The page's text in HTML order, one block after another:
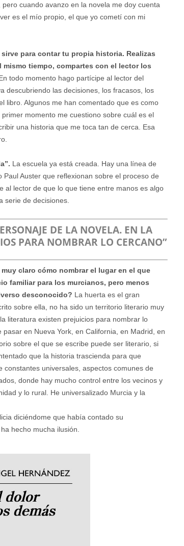
cuando avanzo en la novela me doy cuenta
es el mío propio, el que yo cometí con mi
para contar tu propia historia. Realizas
tiempo, compartes con el lector los
todo momento hago partícipe al lector del
descubriendo las decisiones, los fracasos, los
libro. Algunos me han comentado que es como
momento me cuestiono sobre cuál es el
una historia que me toca tan de cerca. Esa
La escuela ya está creada. Hay una línea de
Auster que reflexionan sobre el proceso de
al lector de que lo que tiene entre manos es algo
serie de decisiones.
DE LA NOVELA. EN LA
PARA NOMBRAR LO CERCANO”
claro cómo nombrar el lugar en el que
familiar para los murcianos, pero menos
desconocido? La huerta es el gran
sobre ella, no ha sido un territorio literario muy
literatura existen prejuicios para nombrar lo
en Nueva York, en California, en Madrid, en
sobre el que se escribe puede ser literario, si
que la historia trascienda para que
universales, aspectos comunes de
donde hay mucho control entre los vecinos y
y lo rural. He universalizado Murcia y la
diciéndome que había contado su
hecho mucha ilusión.